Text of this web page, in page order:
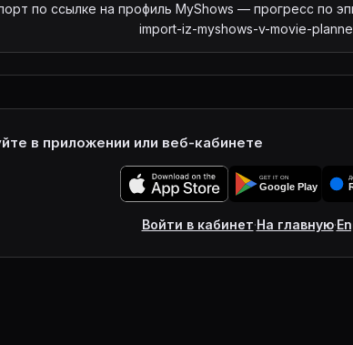
по ссылке на профиль MyShows — прогресс по
import-iz-myshows-v-movie-
в приложении или веб-кабинете
Войти в кабинет·На главную·